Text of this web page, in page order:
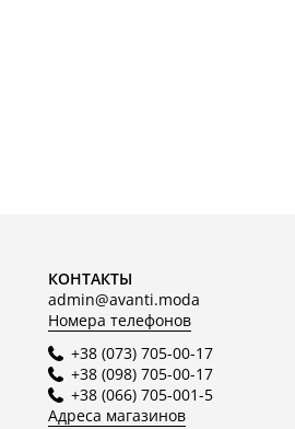
КОНТАКТЫ
admin@avanti.moda
Номера телефонов
+38 (073) 705-00-17
+38 (098) 705-00-17
+38 (066) 705-001-5
Адреса магазинов